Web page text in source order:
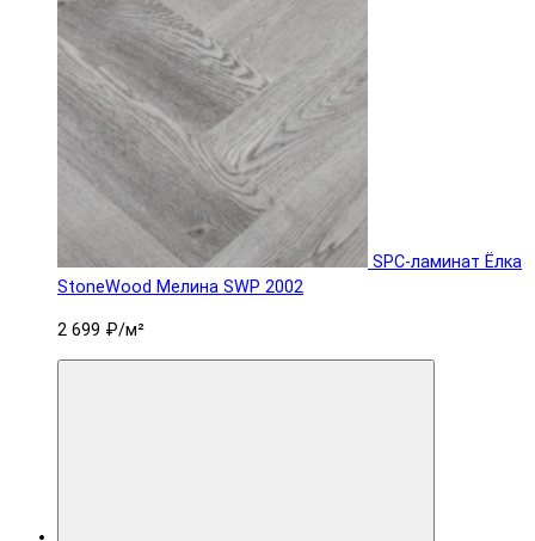
SPC-ламинат Ëлка
StoneWood Мелина SWP 2002
2 699 ₽/м²